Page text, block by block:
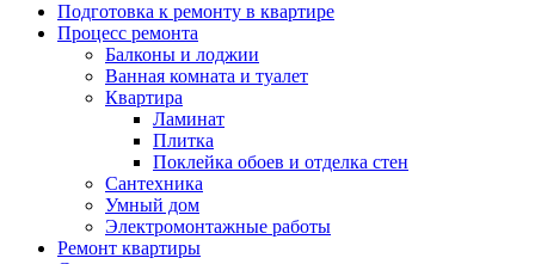
Подготовка к ремонту в квартире
Процесс ремонта
Балконы и лоджии
Ванная комната и туалет
Квартира
Ламинат
Плитка
Поклейка обоев и отделка стен
Сантехника
Умный дом
Электромонтажные работы
Ремонт квартиры